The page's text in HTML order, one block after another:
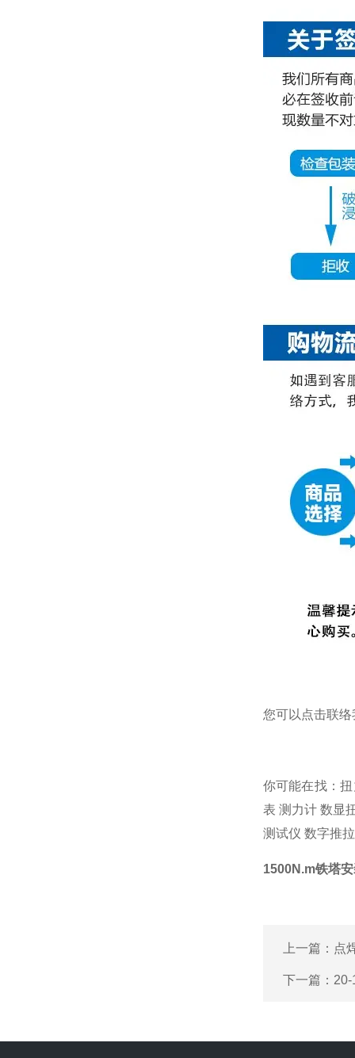
您可以点击联络
你可能在找：
表 测力计 数显
测试仪 数字推
1500N.m铁塔
上一篇： 点
下一篇： 20-